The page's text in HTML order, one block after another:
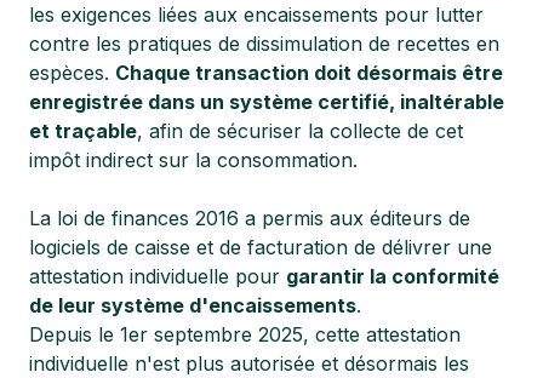
les exigences liées aux encaissements pour lutter
contre les pratiques de dissimulation de recettes en
espèces. Chaque transaction doit désormais être
enregistrée dans un système certifié, inaltérable
et traçable, afin de sécuriser la collecte de cet
impôt indirect sur la consommation.
La loi de finances 2016 a permis aux éditeurs de
logiciels de caisse et de facturation de délivrer une
attestation individuelle pour garantir la conformité
de leur système d'encaissements.
Depuis le 1er septembre 2025, cette attestation
individuelle n'est plus autorisée et désormais les